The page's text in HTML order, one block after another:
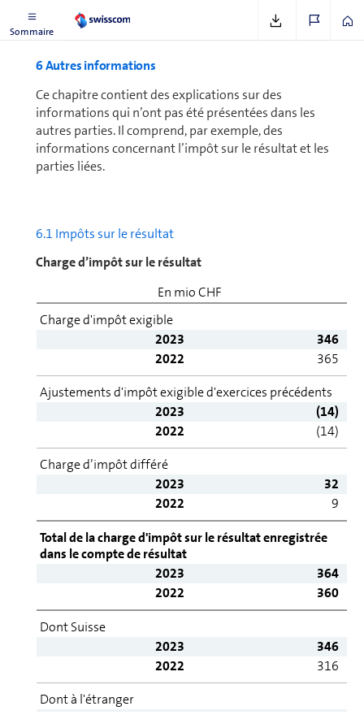
Sommaire
6 Autres informations
Ce chapitre contient des explications sur des
informations qui n’ont pas été présentées dans les
autres parties. Il comprend, par exemple, des
informations concernant l’impôt sur le résultat et les
parties liées.
6.1 Impôts sur le résultat
Charge d’impôt sur le résultat
En mio CHF
Charge d'impôt exigible
2023
346
2022
365
Ajustements d'impôt exigible d'exercices pré­cé­dents
2023
(14)
2022
(14)
Charge d’impôt différé
2023
32
2022
9
Total de la charge d'impôt sur le résultat enregistrée
dans le compte de résultat
2023
364
2022
360
Dont Suisse
2023
346
2022
316
Dont à l'étranger